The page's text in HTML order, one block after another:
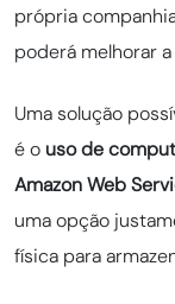
própria
poderá melhorar
Uma solução
é o uso de
Amazon Web
uma opção
física para